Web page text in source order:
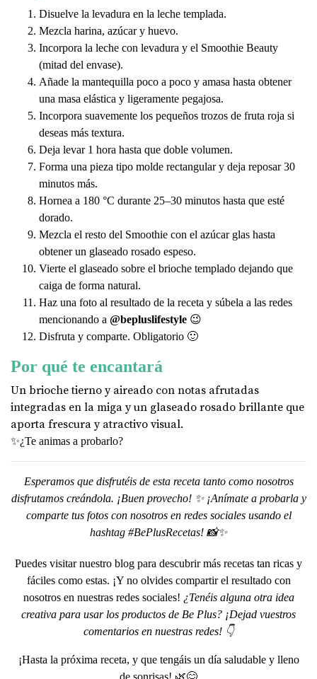
Disuelve la levadura en la leche templada.
Mezcla harina, azúcar y huevo.
Incorpora la leche con levadura y el Smoothie Beauty
(mitad del envase).
Añade la mantequilla poco a poco y amasa hasta obtener
una masa elástica y ligeramente pegajosa.
Incorpora suavemente los pequeños trozos de fruta roja si
deseas más textura.
Deja levar 1 hora hasta que doble volumen.
Forma una pieza tipo molde rectangular y deja reposar 30
minutos más.
Hornea a 180 °C durante 25–30 minutos hasta que esté
dorado.
Mezcla el resto del Smoothie con el azúcar glas hasta
obtener un glaseado rosado espeso.
Vierte el glaseado sobre el brioche templado dejando que
caiga de forma natural.
Haz una foto al resultado de la receta y súbela a las redes
mencionando a @bepluslifestyle 😉
Disfruta y comparte. Obligatorio 🙂
Por qué te encantará
Un brioche tierno y aireado con notas afrutadas
integradas en la miga y un glaseado rosado brillante que
aporta frescura y atractivo visual.
✨¿Te animas a probarlo?
Esperamos que disfrutéis de esta receta tanto como nosotros
disfrutamos creándola. ¡Buen provecho! ✨ ¡Anímate a probarla y
comparte tus fotos con nosotros en redes sociales usando el
hashtag #BePlusRecetas! 📸✨
Puedes visitar nuestro blog para descubrir más recetas tan ricas y
fáciles como estas. ¡Y no olvides compartir el resultado con
nosotros en nuestras redes sociales! ¿Tenéis alguna otra idea
creativa para usar los productos de Be Plus? ¡Dejad vuestros
comentarios en nuestras redes! 👇
¡Hasta la próxima receta, y que tengáis un día saludable y lleno
de sonrisas! 🌿😊